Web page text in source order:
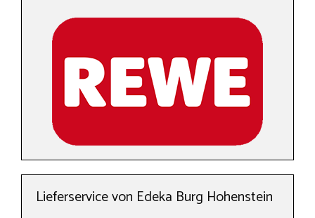
Lieferservice von Edeka Burg Hohenstein